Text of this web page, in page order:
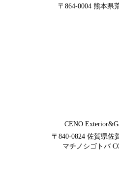
〒864-0004 熊本県
CENO
〒840-0824 佐賀県佐
マチノシゴトバ